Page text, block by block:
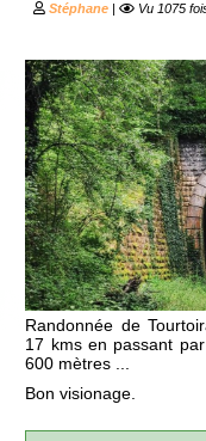
Stéphane | Vu 1075
Randonnée de
17 kms en passant
600 mètres ...
Bon visionage.